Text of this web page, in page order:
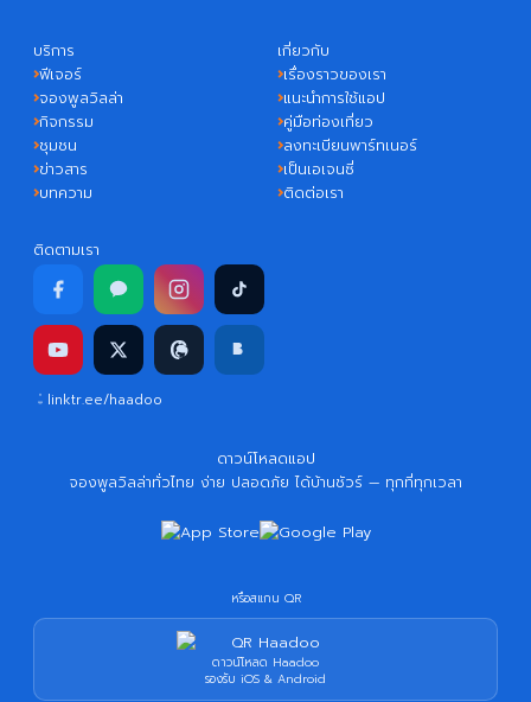
บริการ
ฟีเจอร์
จองพูลวิลล่า
กิจกรรม
ชุมชน
ข่าวสาร
บทความ
เกี่ยวกับ
เรื่องราวของเรา
แนะนำการใช้แอป
คู่มือท่องเที่ยว
ลงทะเบียนพาร์ทเนอร์
เป็นเอเจนซี่
ติดต่อเรา
ติดตามเรา
linktr.ee/haadoo
ดาวน์โหลดแอป
จองพูลวิลล่าทั่วไทย ง่าย ปลอดภัย ได้บ้านชัวร์ — ทุกที่ทุกเวลา
หรือสแกน QR
ดาวน์โหลด Haadoo
รองรับ iOS & Android